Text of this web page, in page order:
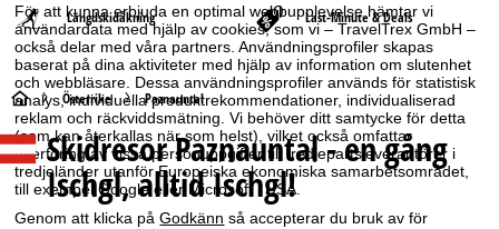
För att kunna erbjuda en optimal webbupplevelse hämtar vi
användardata med hjälp av cookies, som vi – TravelTrex GmbH –
också delar med våra partners. Användningsprofiler skapas
baserat på dina aktiviteter med hjälp av information om slutenhet
och webbläsare. Dessa användningsprofiler används för statistisk
analys, individuella produktrekommendationer, individualiserad
reklam och räckviddsmätning. Vi behöver ditt samtycke för detta
(som kan återkallas när som helst), vilket också omfattar
överföring av vissa personuppgifter till tredjepartsleverantörer i
tredjeländer utanför Europeiska ekonomiska samarbetsområdet,
till exempel Google eller Microsoft i USA.
Genom att klicka påGodkänn så accepterar du bruk av för
Längdskidåkning Last-Minute & Deals
S
t
a
Österrike Paznauntal
Skidresor Paznauntal - en gång
Ischgl, alltid Ischgl!